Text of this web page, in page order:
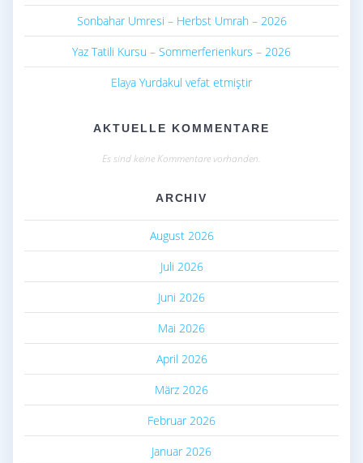
Sonbahar Umresi – Herbst Umrah – 2026
Yaz Tatili Kursu – Sommerferienkurs – 2026
Elaya Yurdakul vefat etmiştir
AKTUELLE KOMMENTARE
Es sind keine Kommentare vorhanden.
ARCHIV
August 2026
Juli 2026
Juni 2026
Mai 2026
April 2026
März 2026
Februar 2026
Januar 2026